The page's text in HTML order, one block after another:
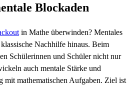
Blockaden
in Mathe überwinden? Mentales
Nachhilfe hinaus. Beim
Schülerinnen und Schüler nicht nur
auch mentale Stärke und
mit mathematischen Aufgaben. Ziel ist